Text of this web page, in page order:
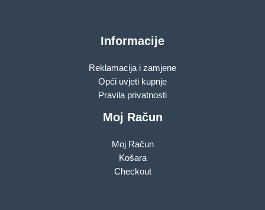
Informacije
Reklamacija i zamjene
Opći uvjeti kupnje
Pravila privatnosti
Moj Račun
Moj Račun
Košara
Checkout